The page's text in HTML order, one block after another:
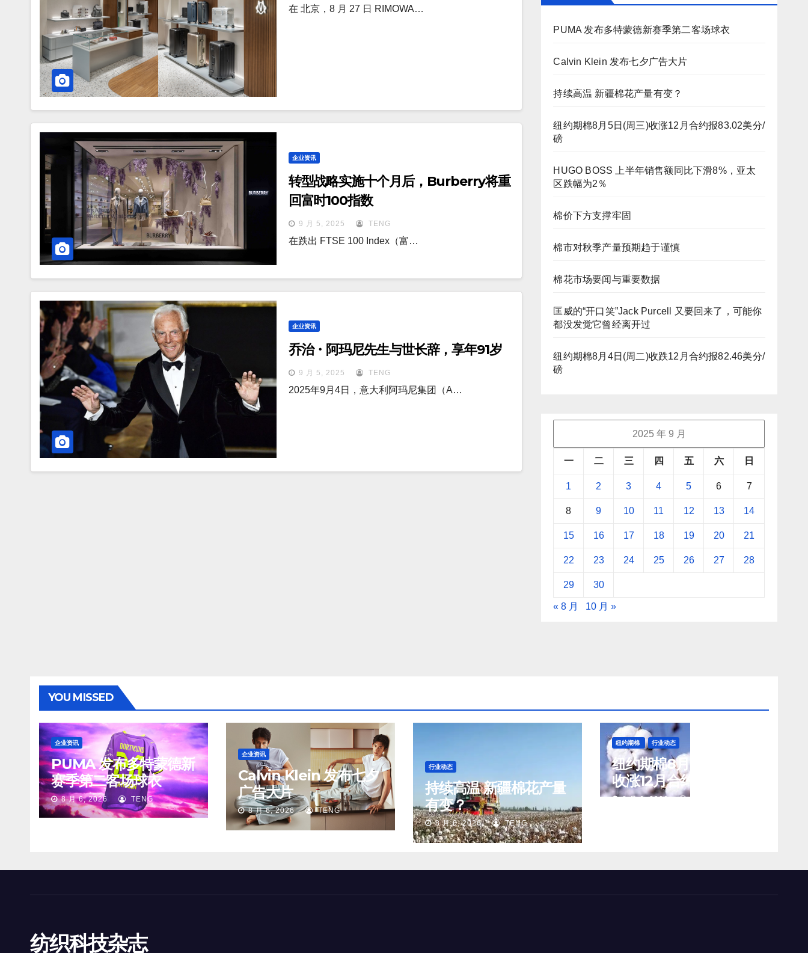
在 北京，8 月 27 日 RIMOWA…
企业资讯
转型战略实施十个月后，Burberry将重
回富时100指数
9 月 5, 2025 TENG
在跌出 FTSE 100 Index（富…
企业资讯
乔治・阿玛尼先生与世长辞，享年91岁
9 月 5, 2025 TENG
2025年9月4日，意大利阿玛尼集团（A…
PUMA 发布多特蒙德新赛季第二客场球衣
Calvin Klein 发布七夕广告大片
持续高温 新疆棉花产量有变？
纽约期棉8月5日(周三)收涨12月合约报83.02美分/
磅
HUGO BOSS 上半年销售额同比下滑8%，亚太
区跌幅为2％
棉价下方支撑牢固
棉市对秋季产量预期趋于谨慎
棉花市场要闻与重要数据
匡威的“开口笑”Jack Purcell 又要回来了，可能你
都没发觉它曾经离开过
纽约期棉8月4日(周二)收跌12月合约报82.46美分/
磅
2025 年 9 月
一 二 三 四 五 六 日
1 2 3 4 5 6 7
8 9 10 11 12 13 14
15 16 17 18 19 20 21
22 23 24 25 26 27 28
29 30
« 8 月 10 月 »
YOU MISSED
企业资讯
PUMA 发布多特蒙德新
赛季第二客场球衣
8 月 6, 2026 TENG
企业资讯
Calvin Klein 发布七夕
广告大片
8 月 6, 2026 TENG
行业动态
持续高温 新疆棉花产量
有变？
8 月 6, 2026 TENG
纽约期棉 行业动态
纽约期棉8月5日(周三)
收涨12月合约报83.02
美分/磅
8 月 6, 2026 TENG
纺织科技杂志